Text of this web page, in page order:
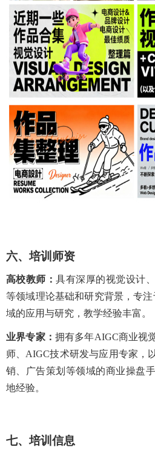
六、培训师资
高校教师：具有深厚的视觉设计
等领域理论基础和研究背景，专
域的应用与研究，教学经验丰富。
业界专家： 拥有多年AIGC商业视
师、AIGC技术研发与应用专家，
销、广告策划等领域的商业操盘
地经验。
七、培训信息